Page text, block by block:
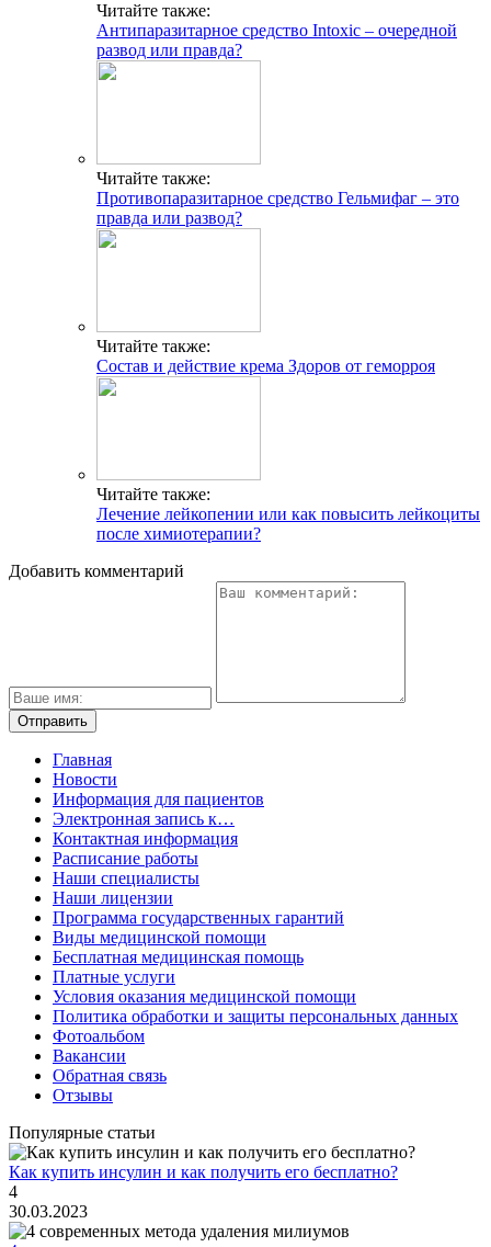
Читайте также:
Антипаразитарное средство Intoxic – очередной
развод или правда?
Читайте также:
Противопаразитарное средство Гельмифаг – это
правда или развод?
Читайте также:
Состав и действие крема Здоров от геморроя
Читайте также:
Лечение лейкопении или как повысить лейкоциты
после химиотерапии?
Добавить комментарий
Главная
Новости
Информация для пациентов
Электронная запись к…
Контактная информация
Расписание работы
Наши специалисты
Наши лицензии
Программа государственных гарантий
Виды медицинской помощи
Бесплатная медицинская помощь
Платные услуги
Условия оказания медицинской помощи
Политика обработки и защиты персональных данных
Фотоальбом
Вакансии
Обратная связь
Отзывы
Популярные статьи
Как купить инсулин и как получить его бесплатно?
4
30.03.2023